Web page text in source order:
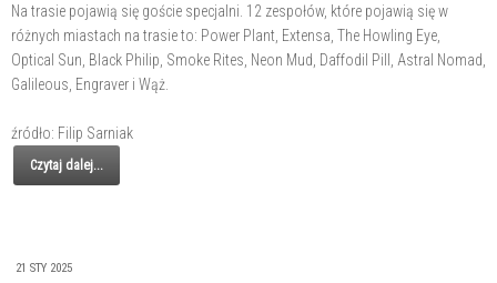
Na trasie pojawią się goście specjalni. 12 zespołów, które pojawią się w
różnych miastach na trasie to: Power Plant, Extensa, The Howling Eye,
Optical Sun, Black Philip, Smoke Rites, Neon Mud, Daffodil Pill, Astral Nomad,
Galileous, Engraver i Wąż.
źródło: Filip Sarniak
Czytaj dalej...
21 STY 2025